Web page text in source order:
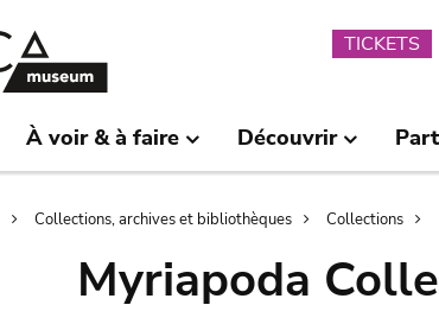
TICKETS
À voir & à faire Découvrir
Collections, archives et bibliothèques Collections
Myriapoda